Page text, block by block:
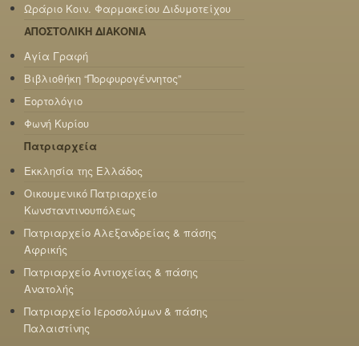
Ωράριο Κοιν. Φαρμακείου Διδυμοτείχου
ΑΠΟΣΤΟΛΙΚΗ ΔΙΑΚΟΝΙΑ
Αγία Γραφή
Βιβλιοθήκη “Πορφυρογέννητος”
Εορτολόγιο
Φωνή Κυρίου
Πατριαρχεία
Εκκλησία της Ελλάδος
Οικουμενικό Πατριαρχείο
Κωνσταντινουπόλεως
Πατριαρχείο Αλεξανδρείας & πάσης
Αφρικής
Πατριαρχείο Αντιοχείας & πάσης
Ανατολής
Πατριαρχείο Ιεροσολύμων & πάσης
Παλαιστίνης